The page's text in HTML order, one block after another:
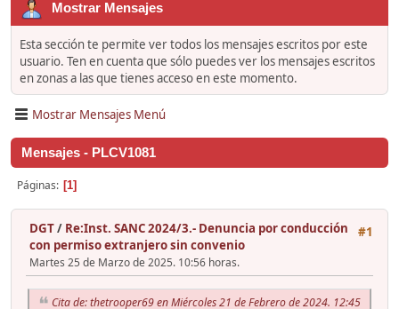
Mostrar Mensajes
Esta sección te permite ver todos los mensajes escritos por este
usuario. Ten en cuenta que sólo puedes ver los mensajes escritos
en zonas a las que tienes acceso en este momento.
Mostrar Mensajes Menú
Mensajes - PLCV1081
Páginas 1
#1
DGT/ Re:Inst. SANC 2024/3.- Denuncia por conducción
con permiso extranjero sin convenio
Martes 25 de Marzo de 2025. 10:56 horas.
Cita de: thetrooper69 en Miércoles 21 de Febrero de 2024. 12:45